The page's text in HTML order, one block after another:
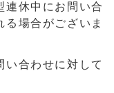
連休中にお問い合
場合がございま
い合わせに対して